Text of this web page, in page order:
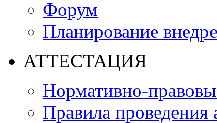
Форум
Планирование
АТТЕСТАЦИЯ
Нормативно-
Правила проведения